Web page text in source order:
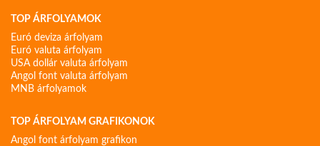
TOP ÁRFOLYAMOK
Euró deviza árfolyam
Euró valuta árfolyam
USA dollár valuta árfolyam
Angol font valuta árfolyam
MNB árfolyamok
TOP ÁRFOLYAM GRAFIKONOK
Angol font árfolyam grafikon